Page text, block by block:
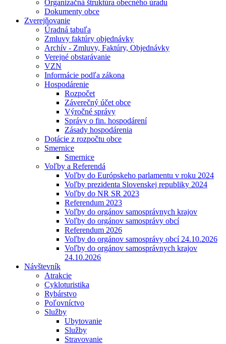
Organizačná štruktúra obecného úradu
Dokumenty obce
Zverejňovanie
Úradná tabuľa
Zmluvy faktúry objednávky
Archív - Zmluvy, Faktúry, Objednávky
Verejné obstarávanie
VZN
Informácie podľa zákona
Hospodárenie
Rozpočet
Záverečný účet obce
Výročné správy
Správy o fin. hospodárení
Zásady hospodárenia
Dotácie z rozpočtu obce
Smernice
Smernice
Voľby a Referendá
Voľby do Európskeho parlamentu v roku 2024
Voľby prezidenta Slovenskej republiky 2024
Voľby do NR SR 2023
Referendum 2023
Voľby do orgánov samosprávnych krajov
Voľby do orgánov samosprávy obcí
Referendum 2026
Voľby do orgánov samosprávy obcí 24.10.2026
Voľby do orgánov samosprávnych krajov
24.10.2026
Návštevník
Atrakcie
Cykloturistika
Rybárstvo
Poľovníctvo
Služby
Ubytovanie
Služby
Stravovanie